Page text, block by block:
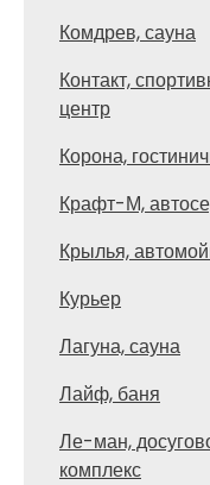
Комдрев, сауна
Контакт,
центр
Корона,
Крафт-М,
Крылья,
Курьер
Лагуна, сауна
Лайф, баня
Ле-ман,
комплекс